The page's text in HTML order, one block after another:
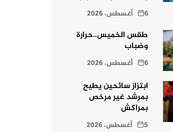
6 أغسطس، 2026
طقس الخميس..حرارة
وضباب
6 أغسطس، 2026
ابتزاز سائحين يطيح
بمرشد غير مرخص
بمراكش
5 أغسطس، 2026